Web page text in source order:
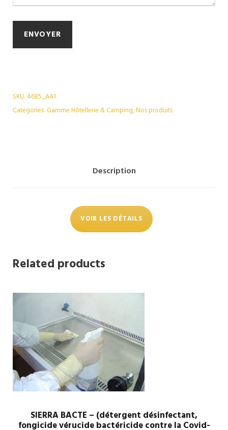
SKU:4685_A41
Categories: Gamme Hôtellerie & Camping,Nos produits
Description
VOIR LES DÉTAILS
Related products
SIERRA BACTE – (détergent désinfectant,
fongicide vérucide bactéricide contre la Covid-